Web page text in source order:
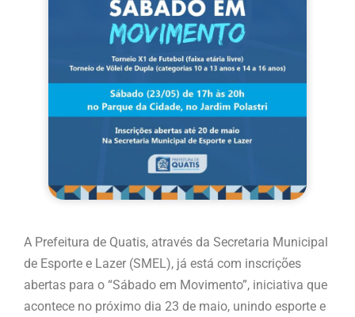
A Prefeitura de Quatis, através da Secretaria Municipal
de Esporte e Lazer (SMEL), já está com inscrições
abertas para o “Sábado em Movimento”, iniciativa que
acontece no próximo dia 23 de maio, unindo esporte e